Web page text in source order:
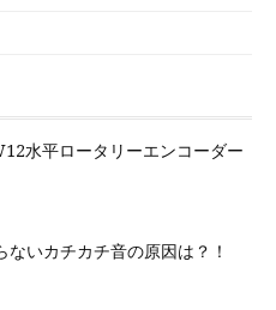
水平ロータリーエンコーダー
ないカチカチ音の原因は？！